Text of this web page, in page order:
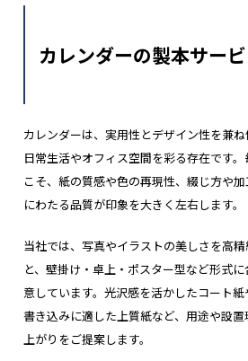
カレンダーの製本サー
カレンダーは、実用性とデザイン性を兼ね
日常生活やオフィス空間を彩る存在です
こそ、紙の質感や色の再現性、綴じ方や
にわたる品質が印象を大きく左右します。
当社では、写真やイラストの美しさを高
と、壁掛け・卓上・ポスター型など形式
意しています。光沢感を活かしたコート紙
書き込みに適した上質紙など、用途や設
上がりをご提案します。